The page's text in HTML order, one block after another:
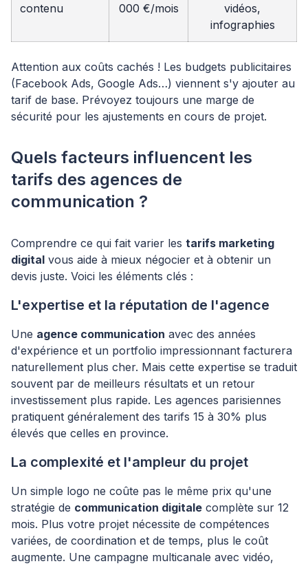
contenu
000 €/mois
vidéos,
infographies
Attention aux coûts cachés ! Les budgets publicitaires
(Facebook Ads, Google Ads…) viennent s'y ajouter au
tarif de base. Prévoyez toujours une marge de
sécurité pour les ajustements en cours de projet.
Quels facteurs influencent les
tarifs des agences de
communication ?
Comprendre ce qui fait varier les tarifs marketing
digital vous aide à mieux négocier et à obtenir un
devis juste. Voici les éléments clés :
L'expertise et la réputation de l'agence
Une agence communication avec des années
d'expérience et un portfolio impressionnant facturera
naturellement plus cher. Mais cette expertise se traduit
souvent par de meilleurs résultats et un retour
investissement plus rapide. Les agences parisiennes
pratiquent généralement des tarifs 15 à 30% plus
élevés que celles en province.
La complexité et l'ampleur du projet
Un simple logo ne coûte pas le même prix qu'une
stratégie de communication digitale complète sur 12
mois. Plus votre projet nécessite de compétences
variées, de coordination et de temps, plus le coût
augmente. Une campagne multicanale avec vidéo,